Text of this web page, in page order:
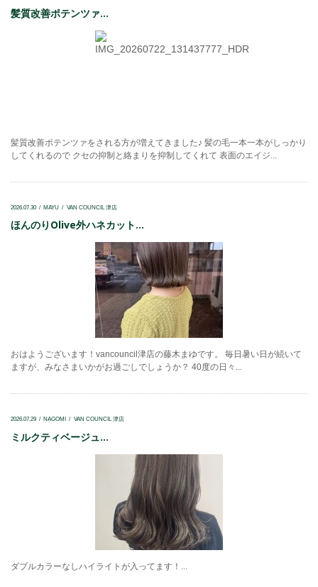
髪質改善ポテンツァ...
髪質改善ポテンツァをされる方が増えてきました♪ 髪の毛一本一本がしっかり
してくれるので クセの抑制と絡まりを抑制してくれて 表面のエイジ...
2026.07.30 MAYU VAN COUNCIL 津店
ほんのりOlive外ハネカット...
おはようございます！vancouncil津店の藤木まゆです。 毎日暑い日が続いて
ますが、みなさまいかがお過ごしでしょうか？ 40度の日々...
2026.07.29 NAGOMI VAN COUNCIL 津店
ミルクティベージュ...
ダブルカラーなしハイライトが入ってます！...